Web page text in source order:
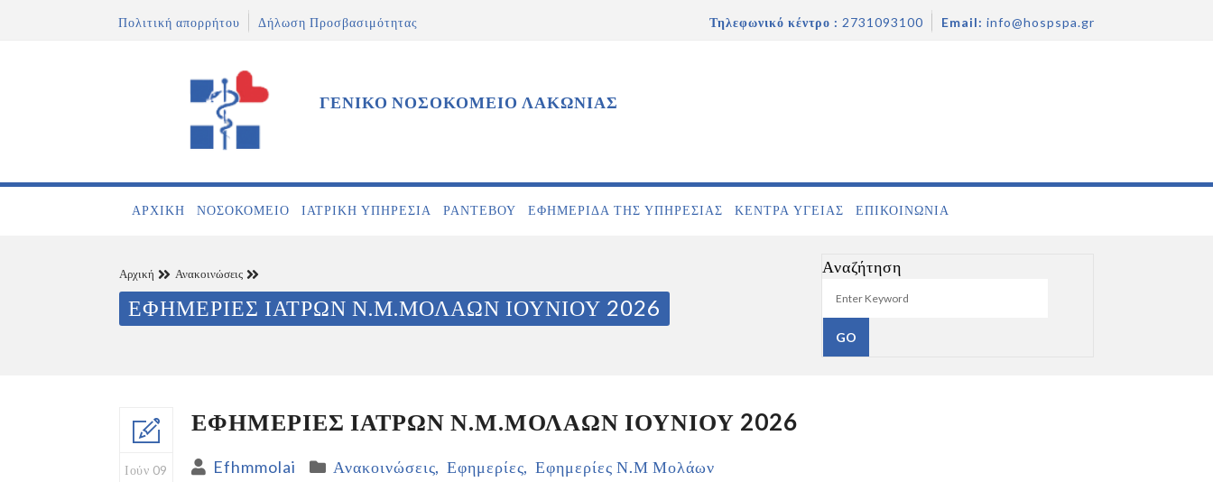
Πολιτική απορρήτου Δήλωση Προσβασιμότητας Τηλεφωνικό κέντρο : 2731093100 Email: info@hospspa.gr
ΓΕΝΙΚΟ ΝΟΣΟΚΟΜΕΙΟ ΛΑΚΩΝΙΑΣ
ΑΡΧΙΚΉ ΝΟΣΟΚΟΜΕΊΟ ΙΑΤΡΙΚΉ ΥΠΗΡΕΣΊΑ ΡΑΝΤΕΒΟΎ ΕΦΗΜΕΡΊΔΑ ΤΗΣ ΥΠΗΡΕΣΊΑΣ ΚΕΝΤΡΑ ΥΓΕΙΑΣ ΕΠΙΚΟΙΝΩΝΊΑ
Αρχική Ανακοινώσεις
ΕΦΗΜΕΡΙΕΣ ΙΑΤΡΩΝ Ν.Μ.ΜΟΛΑΩΝ ΙΟΥΝΙΟΥ 2026
Αναζήτηση
Ιούν 09
ΕΦΗΜΕΡΙΕΣ ΙΑΤΡΩΝ Ν.Μ.ΜΟΛΑΩΝ ΙΟΥΝΙΟΥ 2026
Efhmmolai Ανακοινώσεις Εφημερίες Εφημερίες Ν.Μ Μολάων